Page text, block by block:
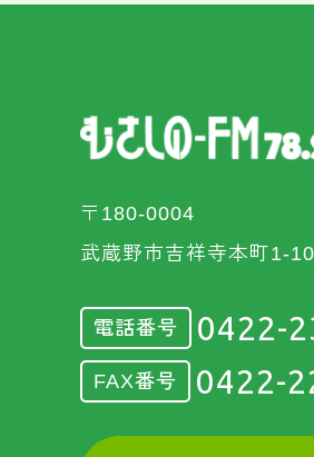
〒180-0004
武蔵野市吉祥寺本町1-
電話番号 0422-
FAX番号 0422-